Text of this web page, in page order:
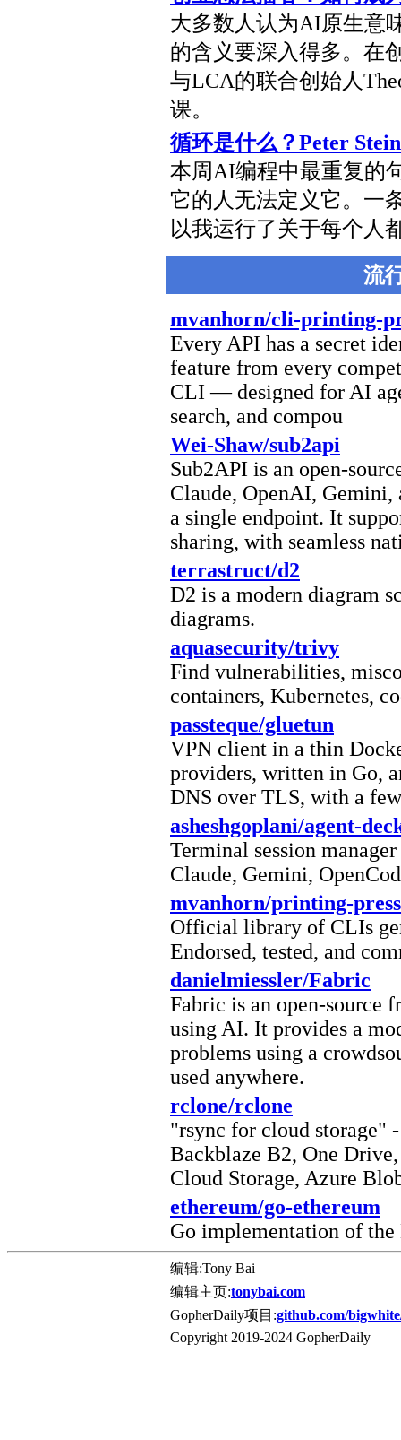
大多数人认为AI原生意
的含义要深入得多。在
与LCA的联合创始人
课。
循环是什么？Peter
本周AI编程中最重复的
它的人无法定义它。一
以我运行了关于每个人
流
mvanhorn/cli-printing-
Every API has a secret
feature from every
CLI — designed for AI
search, and compou
Wei-Shaw/sub2api
Sub2API is an open-
Claude, OpenAI,
a single endpoint. It
sharing, with seamless
terrastruct/d2
D2 is a modern diagram
diagrams.
aquasecurity/trivy
Find vulnerabilities,
containers, Kubernetes,
passteque/gluetun
VPN client in a thin
providers, written in Go,
DNS over TLS, with a
asheshgoplani/agent-
Terminal session
Claude, Gemini,
mvanhorn/printing-
Official library of CLIs
Endorsed, tested, and
danielmiessler/Fabric
Fabric is an open-source
using AI. It provides a
problems using a
used anywhere.
rclone/rclone
"rsync for cloud storage"
Backblaze B2, One
Cloud Storage, Azure
ethereum/go-ethereum
Go implementation of
编辑:Tony Bai
编辑主页:tonybai.com
GopherDaily项目:github.com/
Copyright 2019-2024 GopherDaily